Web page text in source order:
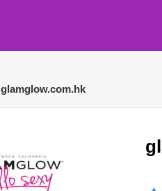
glamglow.com.hk